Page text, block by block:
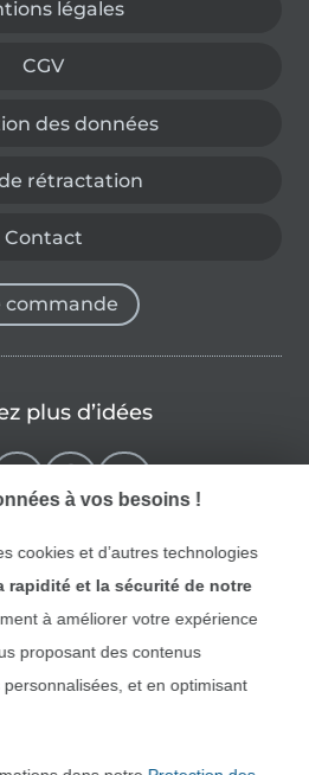
légales
CGV
des données
rétractation
Contact
commande
plus d’idées
à vos besoins !
cookies et d’autres technologies
rapidité et la sécurité de notre
à améliorer votre expérience
proposant des contenus
et en optimisant